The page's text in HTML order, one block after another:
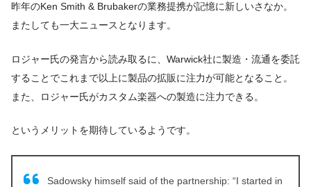
昨年のKen Smith & Brubakerの業務提携が記憶に新しいさなか。
またしても一大ニュースとなります。
ロジャー氏の発言から読み取るに、Warwick社に製造・流通を委託
することでこれまで以上に製品の拡販に注力が可能となること。
また、ロジャー氏がカスタム楽器への製造に注力できる。
というメリットを期待しているようです。
Sadowsky himself said of the partnership: “I started in